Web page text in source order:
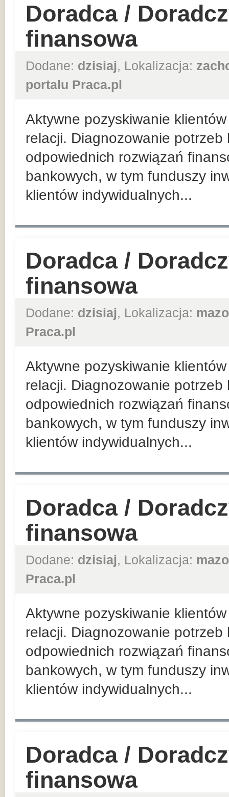
Doradca /
finansowa
Dodane: dzisiaj, Lokalizacja:
portalu Praca.pl
Aktywne pozyskiwanie
relacji. Diagnozowanie
odpowiednich rozwiązań
bankowych, w tym funduszy
klientów indywidualnych...
Doradca /
finansowa
Dodane: dzisiaj, Lokalizacja:
Praca.pl
Aktywne pozyskiwanie
relacji. Diagnozowanie
odpowiednich rozwiązań
bankowych, w tym funduszy
klientów indywidualnych...
Doradca /
finansowa
Dodane: dzisiaj, Lokalizacja:
Praca.pl
Aktywne pozyskiwanie
relacji. Diagnozowanie
odpowiednich rozwiązań
bankowych, w tym funduszy
klientów indywidualnych...
Doradca /
finansowa